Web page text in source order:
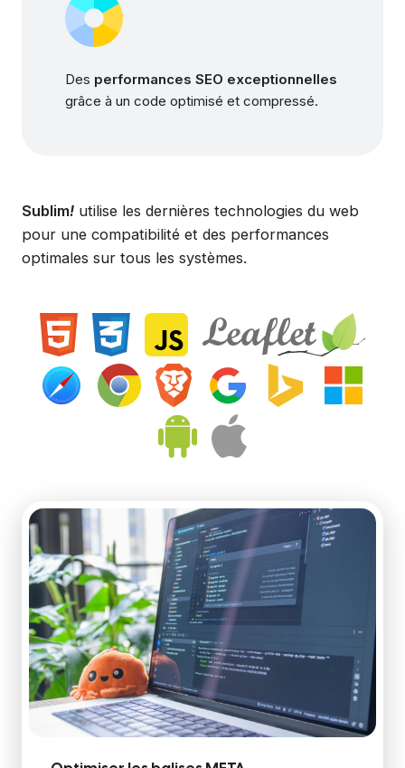
Des performances SEO exceptionnelles
grâce à un code optimisé et compressé.
Sublim! utilise les dernières technologies du web
pour une compatibilité et des performances
optimales sur tous les systèmes.